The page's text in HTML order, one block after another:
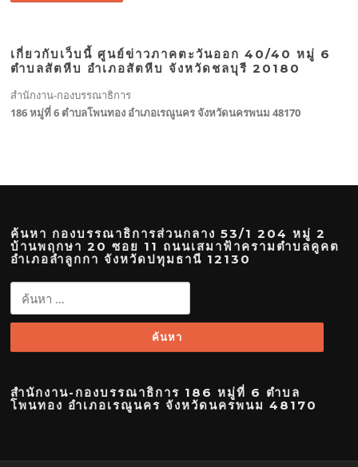
เกี่ยวกับเว็บนี้ ศูนย์ข่าวภาคตะวันออก 40/40 หมู่ 6
ตำบลสัตหีบ อำเภอสัตหีบ จังหวัดชลบุรี 20180
สำนักงาน-กองบรรณาธิการ
186 หมู่ที่ 6 ตำบลโพนทอง อำเภอเรณูนคร จังหวัดนครพนม 48170
ค้นหา กองบรรณาธิการส่วนกลาง 53/1 204 หมู่ 2
บ้านพฤกษา 20 ซอย 11 ถนนเสมาฟ้าครามตำบลคูคต
อำเภอลำลูกกา จังหวัดปทุมธานี 12130
ค้นหา
สำหรับ:
สำนักงาน-กองบรรณาธิการ 186 หมู่ที่ 6 ตำบล
โพนทอง อำเภอเรณูนคร จังหวัดนครพนม 48170